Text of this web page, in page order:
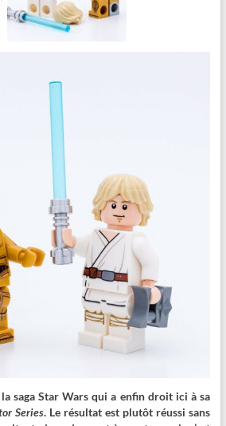
saga Star Wars qui a enfin droit ici à sa
Series. Le résultat est plutôt réussi sans